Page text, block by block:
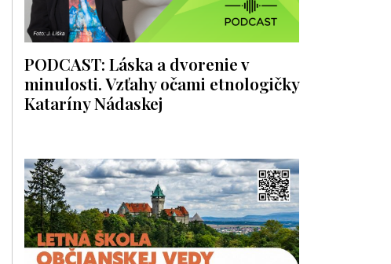
PODCAST: Láska a dvorenie v
minulosti. Vzťahy očami etnologičky
Kataríny Nádaskej